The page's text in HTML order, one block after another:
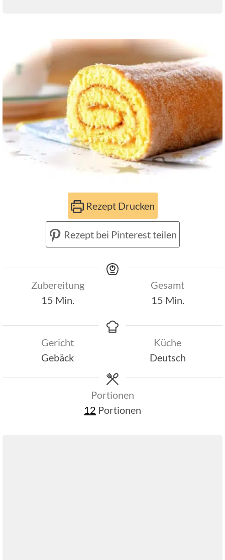
Rezept Drucken
Rezept bei Pinterest teilen
Zubereitung
15Minuten
Min.
Gesamt
15Minuten
Min.
Gericht
Gebäck
Küche
Deutsch
Portionen
12 Portionen